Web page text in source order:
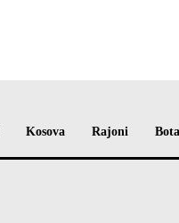
Kosova Rajoni Bota